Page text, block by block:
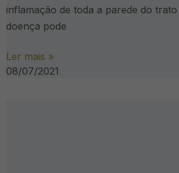
inflamação de toda a parede do
doença pode
Ler mais »
08/07/2021